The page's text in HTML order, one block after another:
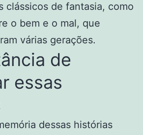
clássicos de fantasia, como
o bem e o mal, que
várias gerações.
de
essas
dessas histórias